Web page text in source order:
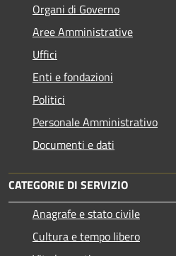
Organi di Governo
Aree Amministrative
Uffici
Enti e fondazioni
Politici
Personale Amministrativo
Documenti e dati
CATEGORIE DI SERVIZIO
Anagrafe e stato civile
Cultura e tempo libero